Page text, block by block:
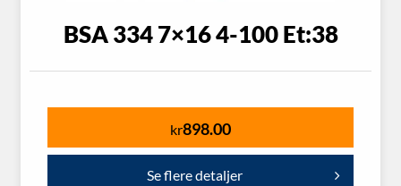
BSA 334 7×16 4-100 Et:38
kr898.00
Se flere detaljer